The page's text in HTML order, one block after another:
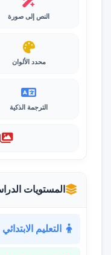
النص إلى صورة
محدد الألوان
الترجمة الذكية
المستويات
التعليم الابتدائي